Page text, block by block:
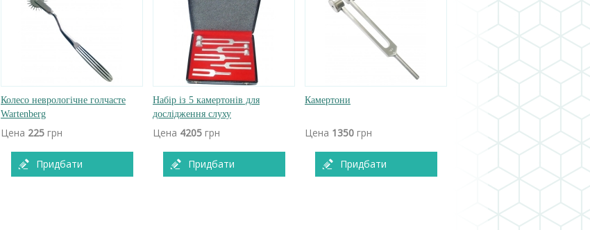
Колесо неврологічне голчасте
Wartenberg
Цена 225 грн
Придбати
Набір із 5 камертонів для
дослідження слуху
Цена 4205 грн
Придбати
Камертони
Цена 1350 грн
Придбати